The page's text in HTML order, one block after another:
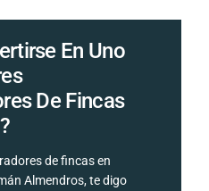
En Uno
De Fincas
de fincas en
Almendros, te digo